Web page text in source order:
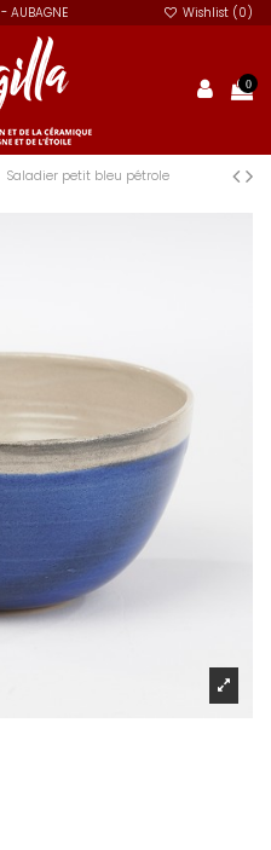
- AUBAGNE Wishlist (0)
0
Saladier petit bleu pétrole